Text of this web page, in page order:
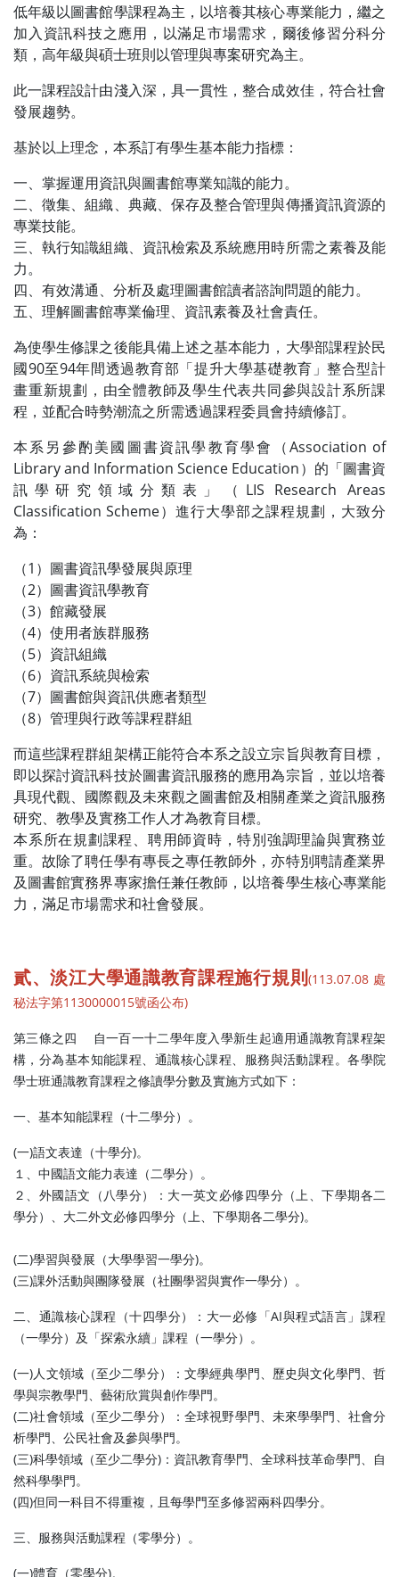
低年級以圖書館學課程為主，以培養其核心專業能力，繼之
加入資訊科技之應用，以滿足市場需求，爾後修習分科分
類，高年級與碩士班則以管理與專案研究為主。
此一課程設計由淺入深，具一貫性，整合成效佳，符合社會
發展趨勢。
基於以上理念，本系訂有學生基本能力指標：
一、掌握運用資訊與圖書館專業知識的能力。
二、徵集、組織、典藏、保存及整合管理與傳播資訊資源的
專業技能。
三、執行知識組織、資訊檢索及系統應用時所需之素養及能
力。
四、有效溝通、分析及處理圖書館讀者諮詢問題的能力。
五、理解圖書館專業倫理、資訊素養及社會責任。
為使學生修課之後能具備上述之基本能力，大學部課程於民
國90至94年間透過教育部「提升大學基礎教育」整合型計
畫重新規劃，由全體教師及學生代表共同參與設計系所課
程，並配合時勢潮流之所需透過課程委員會持續修訂。
本系另參酌美國圖書資訊學教育學會（Association of
Library and Information Science Education）的「圖書資
訊學研究領域分類表」（LIS Research Areas
Classification Scheme）進行大學部之課程規劃，大致分
為：
（1）圖書資訊學發展與原理
（2）圖書資訊學教育
（3）館藏發展
（4）使用者族群服務
（5）資訊組織
（6）資訊系統與檢索
（7）圖書館與資訊供應者類型
（8）管理與行政等課程群組
而這些課程群組架構正能符合本系之設立宗旨與教育目標，
即以探討資訊科技於圖書資訊服務的應用為宗旨，並以培養
具現代觀、國際觀及未來觀之圖書館及相關產業之資訊服務
研究、教學及實務工作人才為教育目標。
本系所在規劃課程、聘用師資時，特別強調理論與實務並
重。故除了聘任學有專長之專任教師外，亦特別聘請產業界
及圖書館實務界專家擔任兼任教師，以培養學生核心專業能
力，滿足市場需求和社會發展。
貳、淡江大學通識教育課程施行規則(113.07.08 處
秘法字第1130000015號函公布)
第三條之四 自一百一十二學年度入學新生起適用通識教育課程架
構，分為基本知能課程、通識核心課程、服務與活動課程。各學院
學士班通識教育課程之修讀學分數及實施方式如下：
一、基本知能課程（十二學分）。
(一)語文表達（十學分)。
１、中國語文能力表達（二學分）。
２、外國語文（八學分）：大一英文必修四學分（上、下學期各二
學分）、大二外文必修四學分（上、下學期各二學分)。
(二)學習與發展（大學學習一學分)。
(三)課外活動與團隊發展（社團學習與實作一學分）。
二、通識核心課程（十四學分）：大一必修「AI與程式語言」課程
（一學分）及「探索永續」課程（一學分）。
(一)人文領域（至少二學分）：文學經典學門、歷史與文化學門、哲
學與宗教學門、藝術欣賞與創作學門。
(二)社會領域（至少二學分）：全球視野學門、未來學學門、社會分
析學門、公民社會及參與學門。
(三)科學領域（至少二學分)：資訊教育學門、全球科技革命學門、自
然科學學門。
(四)但同一科目不得重複，且每學門至多修習兩科四學分。
三、服務與活動課程（零學分）。
(一)體育（零學分)。